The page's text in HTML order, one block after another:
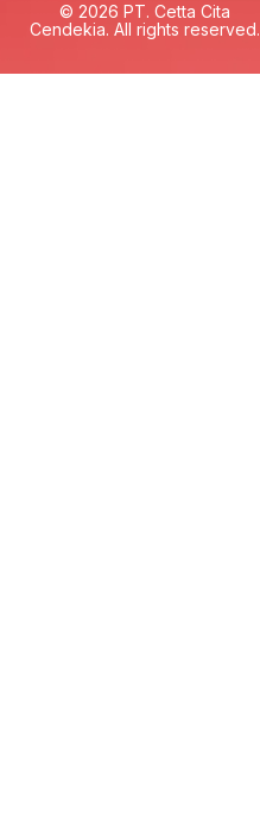
© 2026 PT. Cetta Cita
Cendekia. All rights reserved.